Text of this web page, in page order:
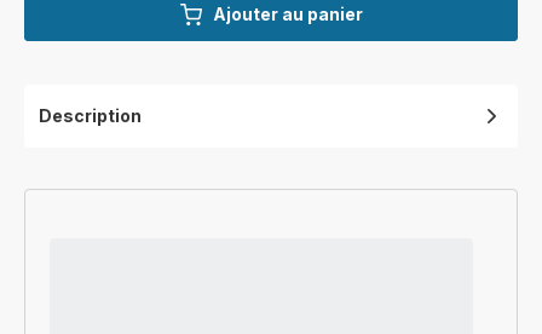
Ajouter au panier
Description